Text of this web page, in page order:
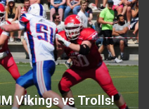
Vikings vs Trolls!